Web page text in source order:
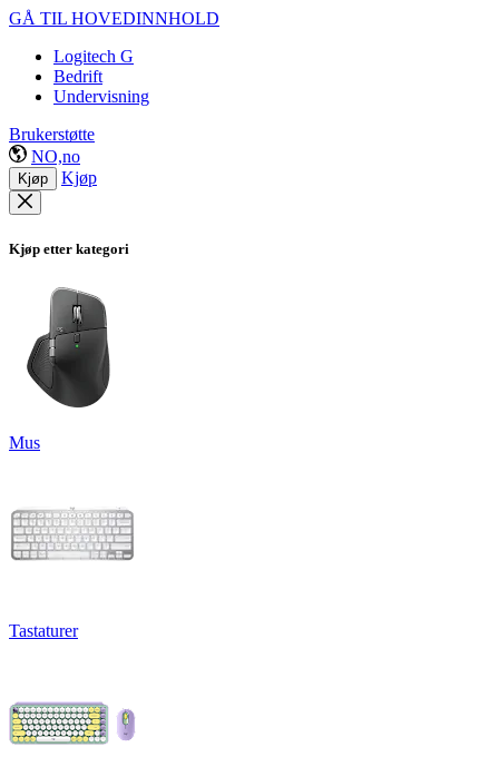
GÅ TIL HOVEDINNHOLD
Logitech G
Bedrift
Undervisning
Brukerstøtte
NO,no
Kjøp Kjøp
Kjøp etter kategori
Mus
Tastaturer